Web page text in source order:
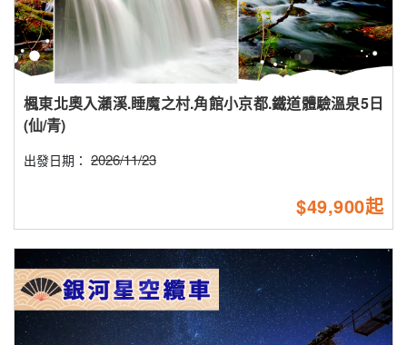
楓東北奧入瀨溪.睡魔之村.角館小京都.鐵道體驗溫泉5日
(仙/青)
出發日期： 2026/11/23
$49,900起